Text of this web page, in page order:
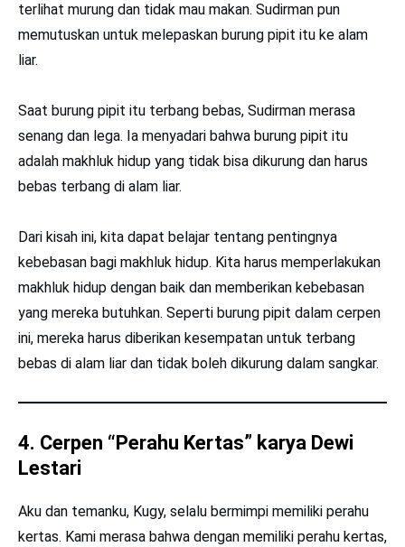
terlihat murung dan tidak mau makan. Sudirman pun
memutuskan untuk melepaskan burung pipit itu ke alam
liar.
Saat burung pipit itu terbang bebas, Sudirman merasa
senang dan lega. Ia menyadari bahwa burung pipit itu
adalah makhluk hidup yang tidak bisa dikurung dan harus
bebas terbang di alam liar.
Dari kisah ini, kita dapat belajar tentang pentingnya
kebebasan bagi makhluk hidup. Kita harus memperlakukan
makhluk hidup dengan baik dan memberikan kebebasan
yang mereka butuhkan. Seperti burung pipit dalam cerpen
ini, mereka harus diberikan kesempatan untuk terbang
bebas di alam liar dan tidak boleh dikurung dalam sangkar.
4. Cerpen “Perahu Kertas” karya Dewi
Lestari
Aku dan temanku, Kugy, selalu bermimpi memiliki perahu
kertas. Kami merasa bahwa dengan memiliki perahu kertas,